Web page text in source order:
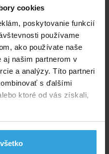
cookies
poskytovanie funkcií
používame
ako používate naše
aj našim partnerom v
a analýzy. Títo partneri
s ďalšími
ktoré od vás získali,
× 2,0m (skutočný
farby.
dlhou životnosťou a